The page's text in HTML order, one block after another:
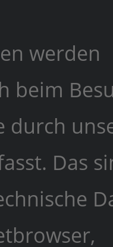
werden
beim
durch
Das